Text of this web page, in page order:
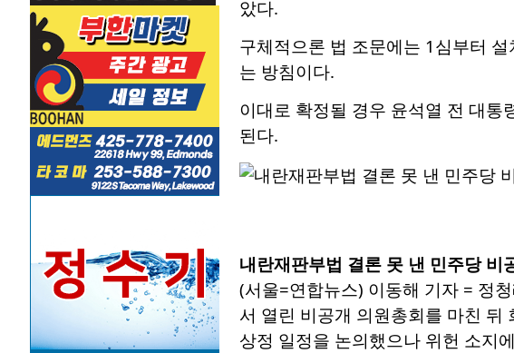
았다.
구체적으론 법 조문에는 1심부터
는 방침이다.
이대로 확정될 경우 윤석열 전 대통
된다.
내란재판부법 결론 못 낸 민주당 비
(서울=연합뉴스) 이동해 기자 = 정
서 열린 비공개 의원총회를 마친 뒤
상정 일정을 논의했으나 위헌 소지